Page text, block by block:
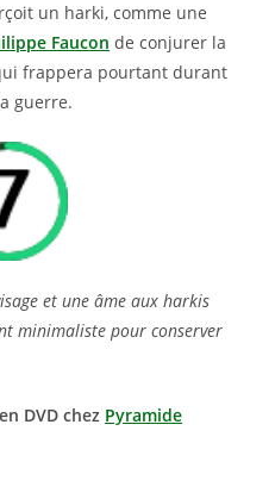
un harki, comme une
Faucon de conjurer la
frappera pourtant durant
guerre.
et une âme aux harkis
minimaliste pour conserver
DVD chez Pyramide